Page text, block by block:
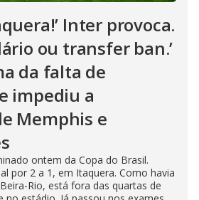
Inter provoca.
ou transfer ban.’
da falta de
impediu a
Memphis e
ontem da Copa do Brasil.
por 2 a 1, em Itaquera. Como havia
Rio, está fora das quartas de